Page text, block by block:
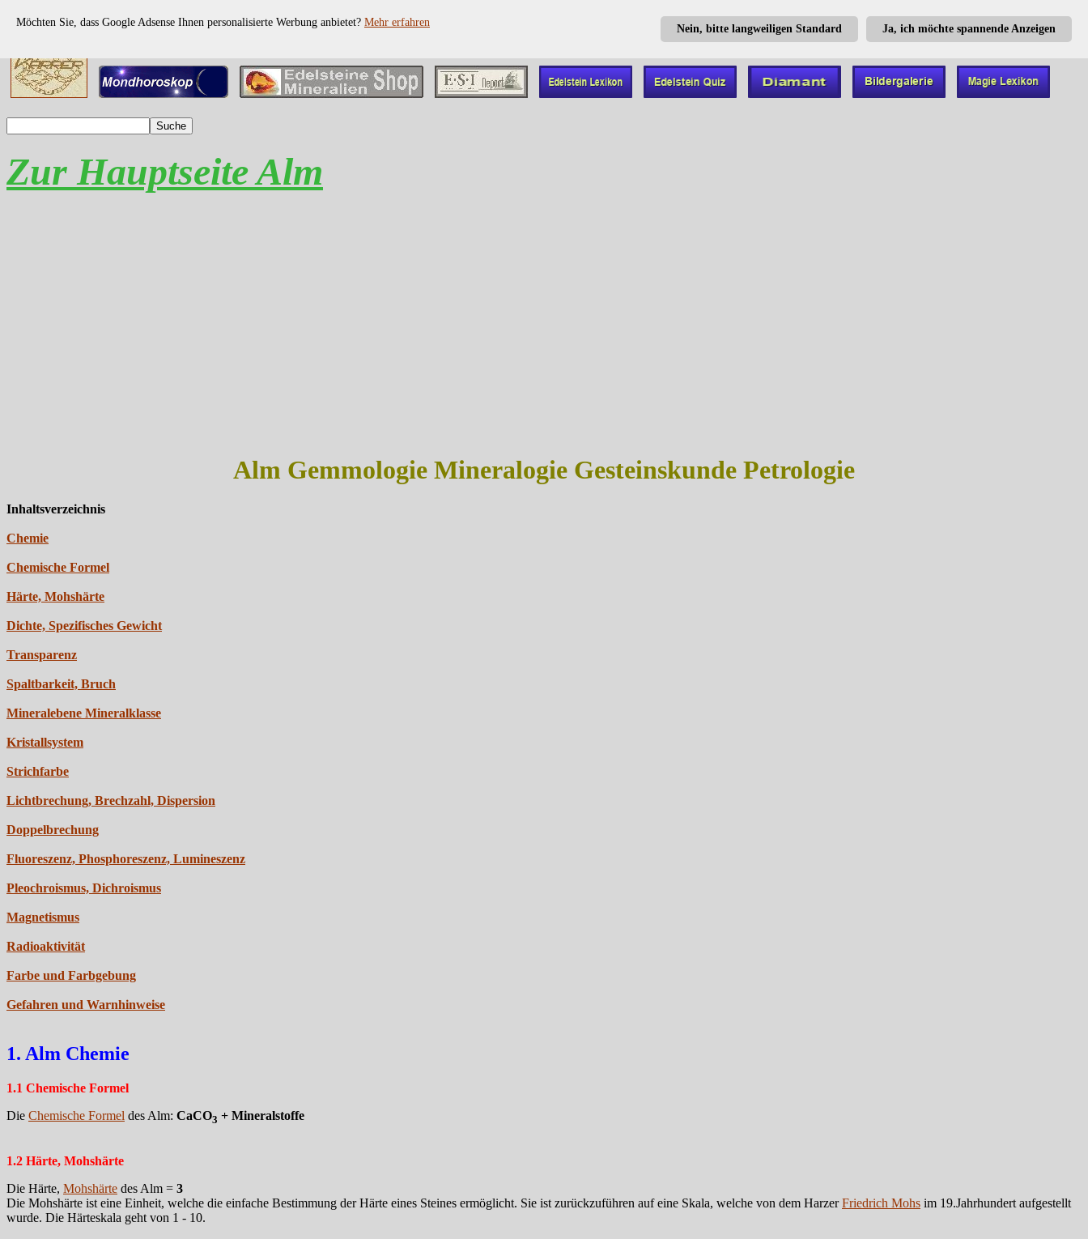
Ja, ich möchte spannende Anzeigen
Nein, bitte langweiligen Standard
Möchten Sie, dass Google Adsense Ihnen personalisierte Werbung anbietet? Mehr erfahren
Zur Hauptseite Alm
Alm Gemmologie Mineralogie Gesteinskunde Petrologie
Inhaltsverzeichnis
Chemie
Chemische Formel
Härte, Mohshärte
Dichte, Spezifisches Gewicht
Transparenz
Spaltbarkeit, Bruch
Mineralebene Mineralklasse
Kristallsystem
Strichfarbe
Lichtbrechung, Brechzahl, Dispersion
Doppelbrechung
Fluoreszenz, Phosphoreszenz, Lumineszenz
Pleochroismus, Dichroismus
Magnetismus
Radioaktivität
Farbe und Farbgebung
Gefahren und Warnhinweise
1. Alm Chemie
1.1 Chemische Formel
Die Chemische Formel des Alm: CaCO3 + Mineralstoffe
1.2 Härte, Mohshärte
Die Härte, Mohshärte des Alm = 3
Die Mohshärte ist eine Einheit, welche die einfache Bestimmung der Härte eines Steines ermöglicht. Sie ist zurückzuführen auf eine Skala, welche von dem HarzerFriedrich Mohs im 19.Jahrhundert aufgestellt
wurde. Die Härteskala geht von 1 - 10.